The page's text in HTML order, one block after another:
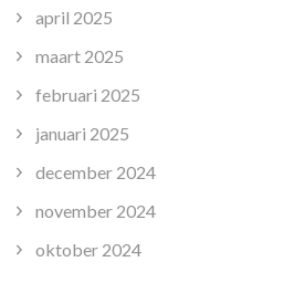
april 2025
maart 2025
februari 2025
januari 2025
december 2024
november 2024
oktober 2024